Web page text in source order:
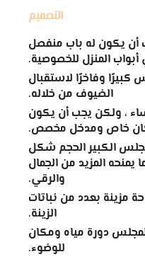
التصميم
أن يكون له باب منفصل
المنزل للخصوصية.
وفاخرًا لاستقبال
الضيوف من خلاله.
، ولكن يجب أن يكون
خاص ومدخل مخصص.
الكبير الحجم شكل
المزيد من الجمال
والرقي.
مزينة بعدد من نباتات
الزينة.
دورة مياه ومكان
للوضوء.